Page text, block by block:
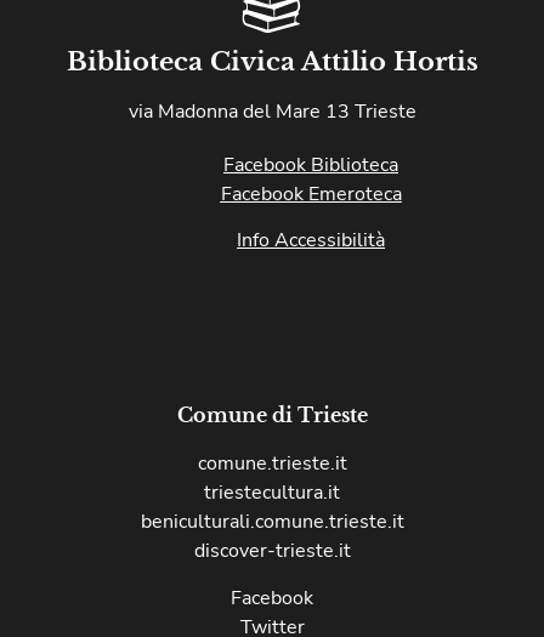
Biblioteca Civica Attilio Hortis
via Madonna del Mare 13 Trieste
Facebook Biblioteca
Facebook Emeroteca
Info Accessibilità
Comune di Trieste
comune.trieste.it
triestecultura.it
beniculturali.comune.trieste.it
discover-trieste.it
Facebook
Twitter